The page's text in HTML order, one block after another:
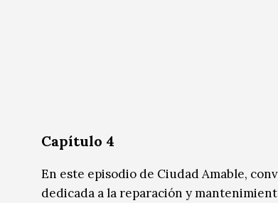
Capítulo 4
En este episodio de Ciudad Amable,
dedicada a la reparación y